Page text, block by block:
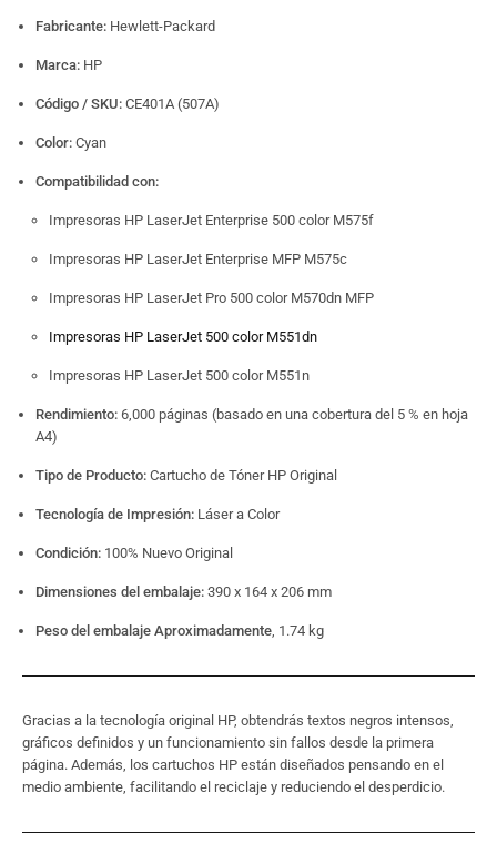
Fabricante: Hewlett-Packard
Marca: HP
Código / SKU: CE401A (507A)
Color: Cyan
Compatibilidad con:
Impresoras HP LaserJet Enterprise 500 color M575f
Impresoras HP LaserJet Enterprise MFP M575c
Impresoras HP LaserJet Pro 500 color M570dn MFP
Impresoras HP LaserJet 500 color M551dn
Impresoras HP LaserJet 500 color M551n
Rendimiento: 6,000 páginas (basado en una cobertura del 5 % en hoja
A4)
Tipo de Producto: Cartucho de Tóner HP Original
Tecnología de Impresión: Láser a Color
Condición: 100% Nuevo Original
Dimensiones del embalaje: 390 x 164 x 206 mm
Peso del embalaje Aproximadamente , 1.74 kg
Gracias a la tecnología original HP, obtendrás textos negros intensos,
gráficos definidos y un funcionamiento sin fallos desde la primera
página. Además, los cartuchos HP están diseñados pensando en el
medio ambiente, facilitando el reciclaje y reduciendo el desperdicio.